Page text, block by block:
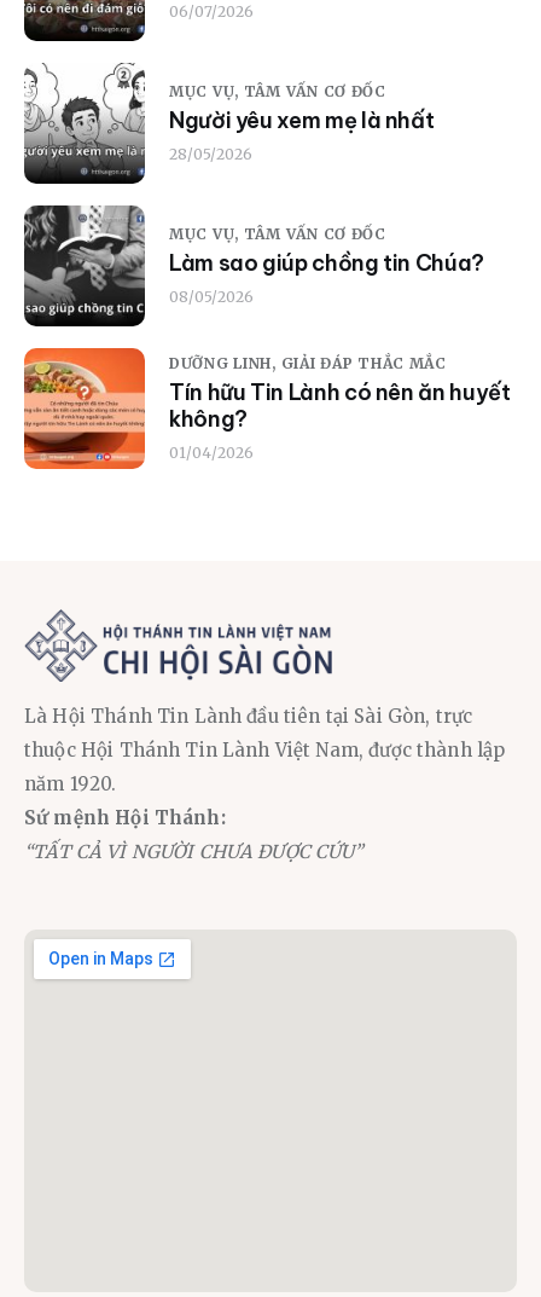
06/07/2026
MỤC VỤ, TÂM VẤN CƠ ĐỐC
Người yêu xem mẹ là nhất
28/05/2026
MỤC VỤ, TÂM VẤN CƠ ĐỐC
Làm sao giúp chồng tin Chúa?
08/05/2026
DƯỠNG LINH, GIẢI ĐÁP THẮC MẮC
Tín hữu Tin Lành có nên ăn huyết
không?
01/04/2026
Là Hội Thánh Tin Lành đầu tiên tại Sài Gòn, trực
thuộc Hội Thánh Tin Lành Việt Nam, được thành lập
năm 1920.
Sứ mệnh Hội Thánh:
“TẤT CẢ VÌ NGƯỜI CHƯA ĐƯỢC CỨU”